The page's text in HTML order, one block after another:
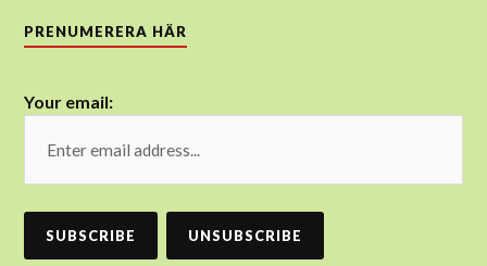
PRENUMERERA HÄR
Your email: